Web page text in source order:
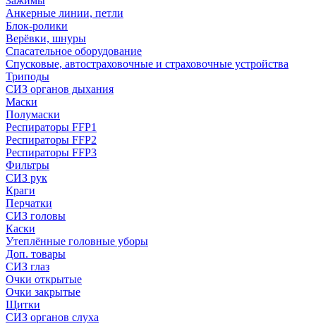
Анкерные линии, петли
Блок-ролики
Верёвки, шнуры
Спасательное оборудование
Спусковые, автостраховочные и страховочные устройства
Триподы
СИЗ органов дыхания
Маски
Полумаски
Респираторы FFP1
Респираторы FFP2
Респираторы FFP3
Фильтры
СИЗ рук
Краги
Перчатки
СИЗ головы
Каски
Утеплённые головные уборы
Доп. товары
СИЗ глаз
Очки открытые
Очки закрытые
Щитки
СИЗ органов слуха